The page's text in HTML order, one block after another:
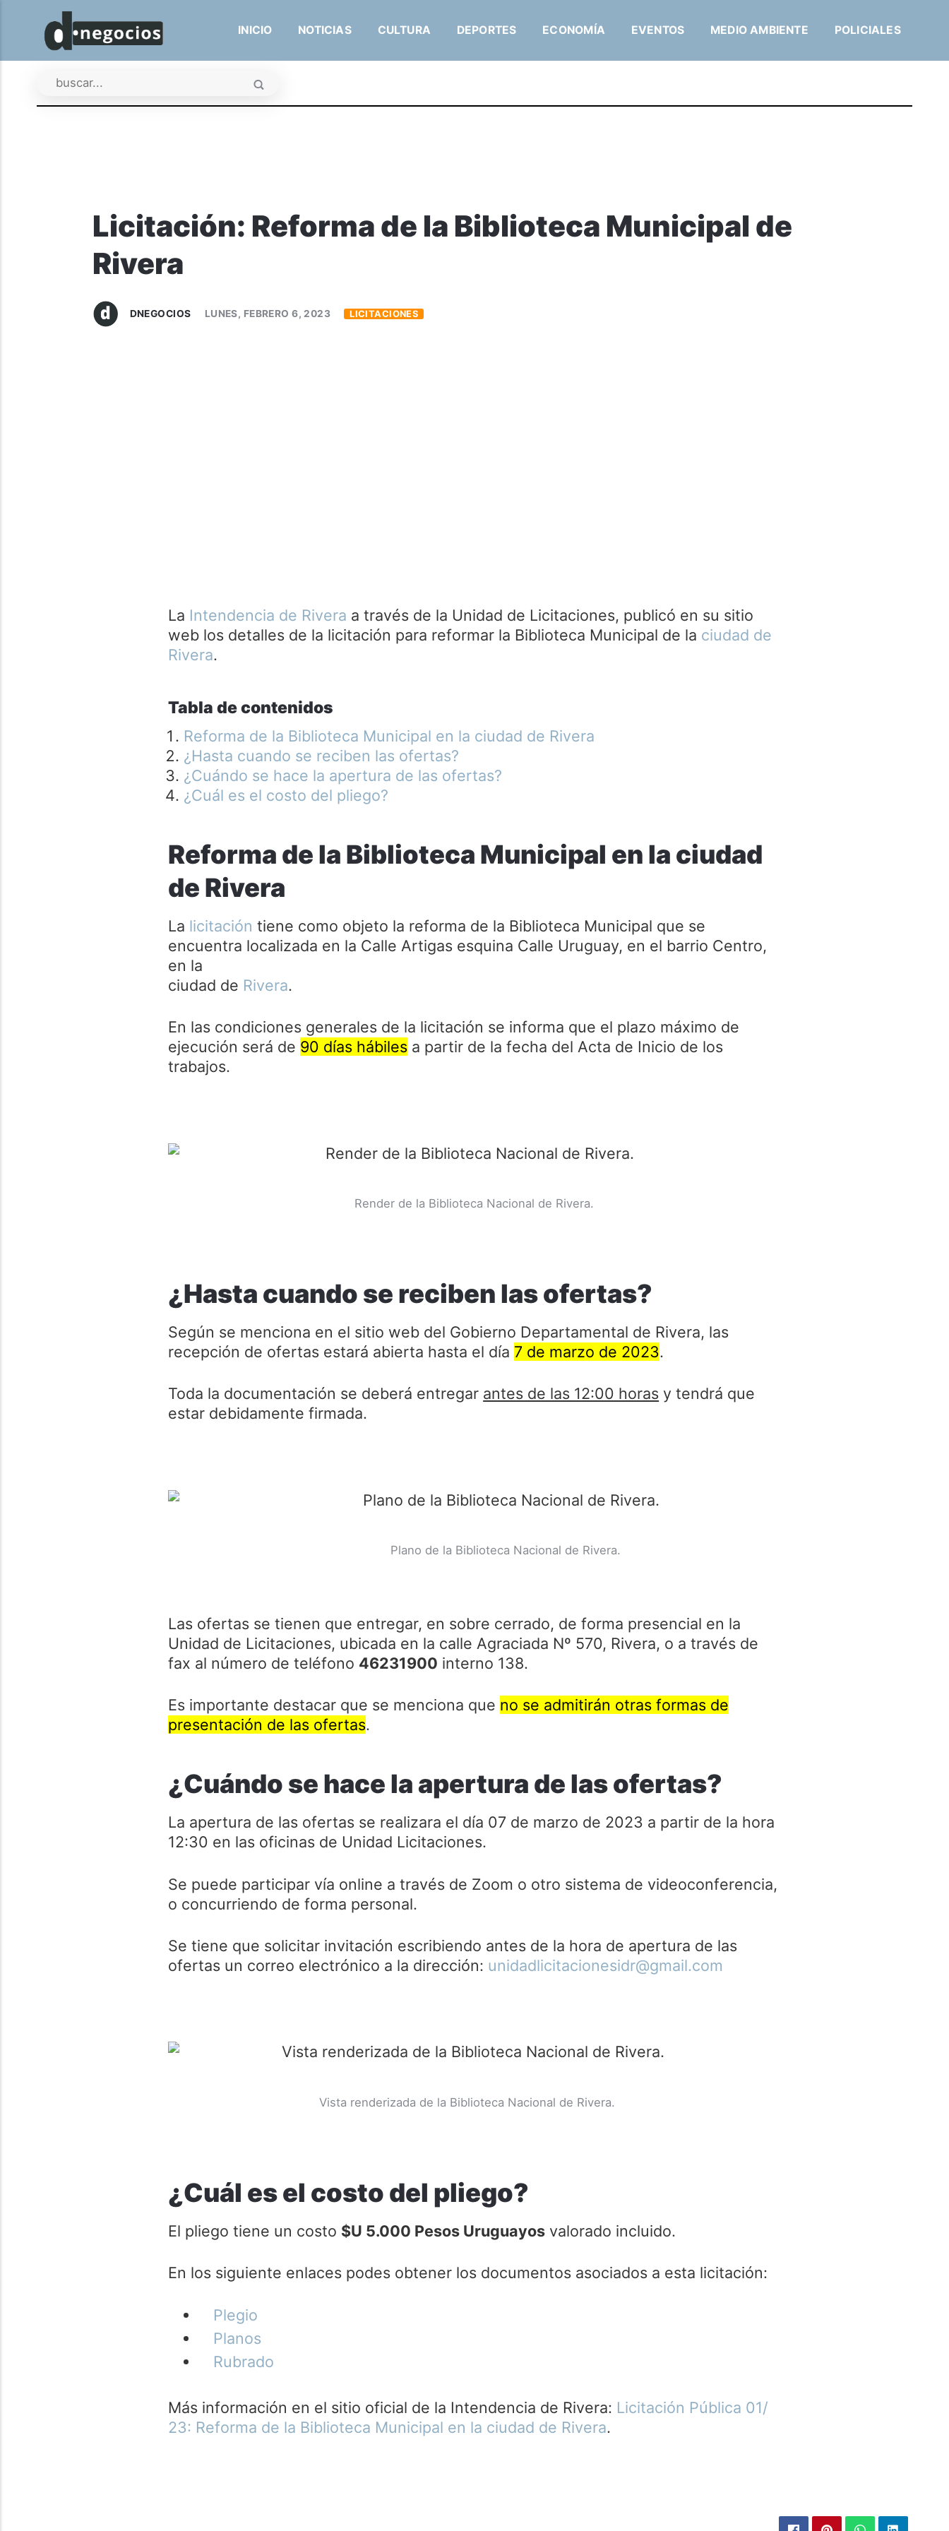
INICIO NOTICIAS CULTURA DEPORTES ECONOMÍA EVENTOS MEDIO AMBIENTE POLICIALES
Licitación: Reforma de la Biblioteca Municipal de
Rivera
DNEGOCIOS LUNES, FEBRERO 6, 2023 LICITACIONES
La Intendencia de Rivera a través de la Unidad de Licitaciones, publicó en su sitio
web los detalles de la licitación para reformar la Biblioteca Municipal de la ciudad de
Rivera.
Tabla de contenidos
Reforma de la Biblioteca Municipal en la ciudad de Rivera
¿Hasta cuando se reciben las ofertas?
¿Cuándo se hace la apertura de las ofertas?
¿Cuál es el costo del pliego?
Reforma de la Biblioteca Municipal en la ciudad
de Rivera
La licitación tiene como objeto la reforma de la Biblioteca Municipal que se
encuentra localizada en la Calle Artigas esquina Calle Uruguay, en el barrio Centro,
en la
ciudad de Rivera.
En las condiciones generales de la licitación se informa que el plazo máximo de
ejecución será de 90 días hábiles a partir de la fecha del Acta de Inicio de los
trabajos.
Render de la Biblioteca Nacional de Rivera.
¿Hasta cuando se reciben las ofertas?
Según se menciona en el sitio web del Gobierno Departamental de Rivera, las
recepción de ofertas estará abierta hasta el día 7 de marzo de 2023.
Toda la documentación se deberá entregar antes de las 12:00 horas y tendrá que
estar debidamente firmada.
Plano de la Biblioteca Nacional de Rivera.
Las ofertas se tienen que entregar, en sobre cerrado, de forma presencial en la
Unidad de Licitaciones, ubicada en la calle Agraciada Nº 570, Rivera, o a través de
fax al número de teléfono 46231900 interno 138.
Es importante destacar que se menciona que no se admitirán otras formas de
presentación de las ofertas.
¿Cuándo se hace la apertura de las ofertas?
La apertura de las ofertas se realizara el día 07 de marzo de 2023 a partir de la hora
12:30 en las oficinas de Unidad Licitaciones.
Se puede participar vía online a través de Zoom o otro sistema de videoconferencia,
o concurriendo de forma personal.
Se tiene que solicitar invitación escribiendo antes de la hora de apertura de las
ofertas un correo electrónico a la dirección: unidadlicitacionesidr@gmail.com
Vista renderizada de la Biblioteca Nacional de Rivera.
¿Cuál es el costo del pliego?
El pliego tiene un costo $U 5.000 Pesos Uruguayos valorado incluido.
En los siguiente enlaces podes obtener los documentos asociados a esta licitación:
Plegio
Planos
Rubrado
Más información en el sitio oficial de la Intendencia de Rivera: Licitación Pública 01/
23: Reforma de la Biblioteca Municipal en la ciudad de Rivera.